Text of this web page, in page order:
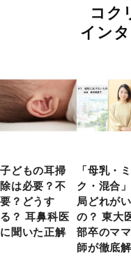
コク
イン
子どもの耳掃
除は必要？不
要？どうす
る？ 耳鼻科医
に聞いた正解
「母乳・
ク・混合
局どれが
の？ 東大
部卒のマ
師が徹底